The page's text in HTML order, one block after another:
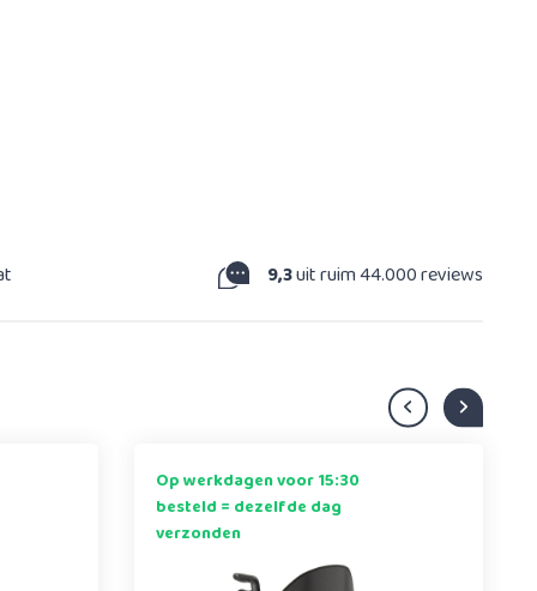
9,3uit ruim 44.000 reviews
Op werkdagen voor 15:30
besteld = dezelfde dag
verzonden